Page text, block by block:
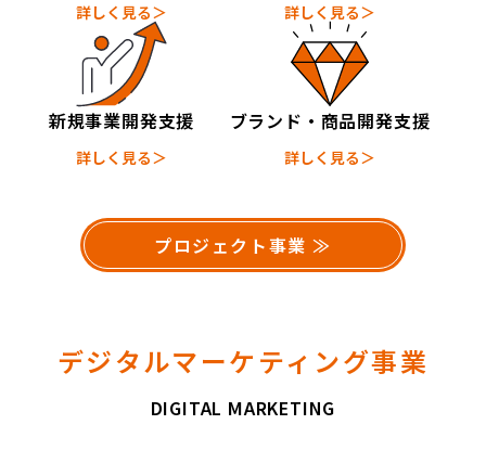
詳しく見る＞ 詳しく見る＞
新規事業開発支援
詳しく見る＞
ブランド・商品開発支援
詳しく見る＞
プロジェクト事業 ≫
デジタルマーケティング事業
DIGITAL MARKETING